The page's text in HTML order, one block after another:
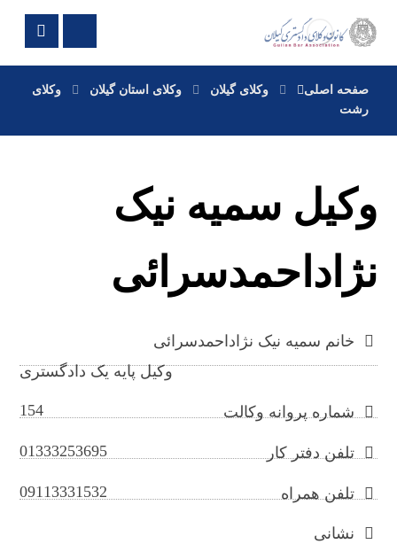
صفحه اصلی وکلای گیلان وکلای استان گیلان
وکلای
رشت
وکیل سمیه نیک
نژاداحمدسرائی
خانم سمیه نیک نژاداحمدسرائی
وکیل پایه یک دادگستری
شماره پروانه وکالت 154
تلفن دفتر کار 01333253695
تلفن همراه 09113331532
نشانی